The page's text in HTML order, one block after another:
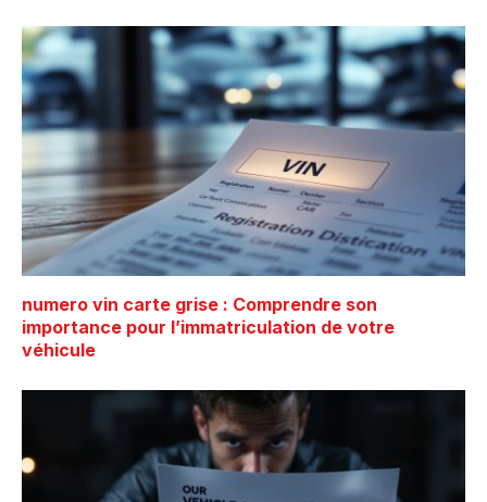
numero vin carte grise : Comprendre son
importance pour l’immatriculation de votre
véhicule